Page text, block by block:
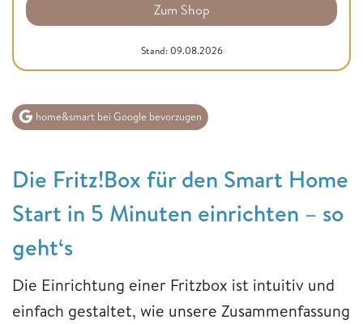
Zum Shop
Stand: 09.08.2026
home&smart bei Google bevorzugen
Die Fritz!Box für den Smart Home
Start in 5 Minuten einrichten – so
geht‘s
Die Einrichtung einer Fritzbox ist intuitiv und
einfach gestaltet, wie unsere Zusammenfassung